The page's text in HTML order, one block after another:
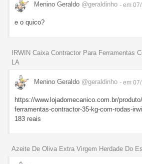
Menino Geraldo @geraldinho - em
e o quico?
IRWIN Caixa Contractor Para Ferramentas
LA
Menino Geraldo @geraldinho - em
https://www.lojadomecanico.com.br/
ferramentas-contractor-35-kg-com-rodas-
183 reais
Azeite De Oliva Extra Virgem Herdade Do